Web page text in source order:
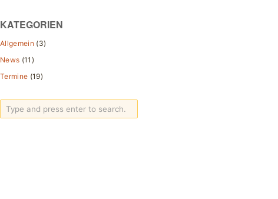
KATEGORIEN
Allgemein (3)
News (11)
Termine (19)